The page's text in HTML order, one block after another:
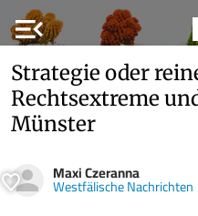
menu_open
Strategie oder
Rechtsextreme
Münster
Maxi Czeranna
Westfälische Nachrichten